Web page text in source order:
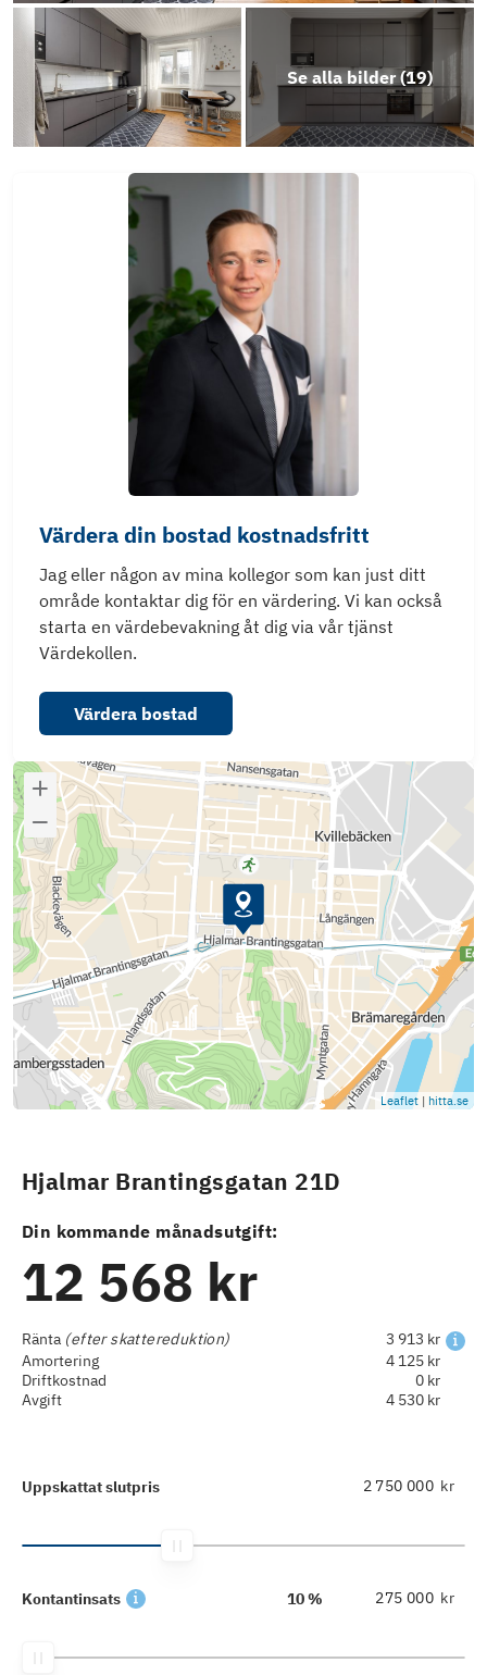
Se alla bilder (19)
Värdera din bostad kostnadsfritt
Jag eller någon av mina kollegor som kan just ditt
område kontaktar dig för en värdering. Vi kan också
starta en värdebevakning åt dig via vår tjänst
Värdekollen.
Värdera bostad
Leaflet | hitta.se
Hjalmar Brantingsgatan 21D
Din kommande månadsutgift:
12 568 kr
Ränta (efter skattereduktion)
3 913 kr
Amortering
4 125 kr
Driftkostnad
0 kr
Avgift
4 530 kr
Uppskattat slutpris kr
Kontantinsats 10 % kr